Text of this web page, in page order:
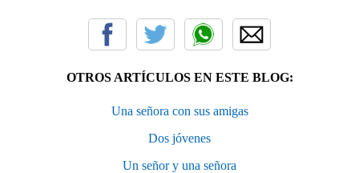
OTROS ARTÍCULOS EN ESTE BLOG:
Una señora con sus amigas
Dos jóvenes
Un señor y una señora